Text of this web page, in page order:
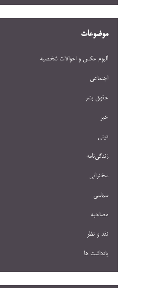
موضوعات
آلبوم عکس و احوالات شخصيه
اجتماعی
حقوق بشر
خبر
دینی
زندگی‌نامه
سخنرانی
سیاسی
مصاحبه
نقد و نظر
یادداشت ها